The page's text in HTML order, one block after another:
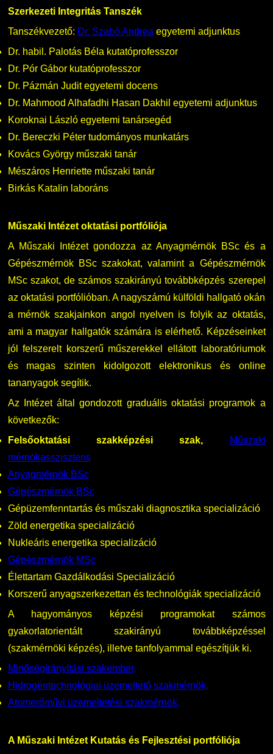
Szerkezeti Integritás Tanszék
Tanszékvezető: Dr. Szabó Andrea egyetemi adjunktus
Dr. habil. Palotás Béla kutatóprofesszor
Dr. Pór Gábor kutatóprofesszor
Dr. Pázmán Judit egyetemi docens
Dr. Mahmood Alhafadhi Hasan Dakhil egyetemi adjunktus
Koroknai László egyetemi tanársegéd
Dr. Bereczki Péter tudományos munkatárs
Kovács György műszaki tanár
Mészáros Henriette műszaki tanár
Birkás Katalin laboráns
Műszaki Intézet oktatási portfóliója
A Műszaki Intézet gondozza az Anyagmérnök BSc és a
Gépészmérnök BSc szakokat, valamint a Gépészmérnök
MSc szakot, de számos szakirányú továbbképzés szerepel
az oktatási portfólióban. A nagyszámú külföldi hallgató okán
a mérnök szakjainkon angol nyelven is folyik az oktatás,
ami a magyar hallgatók számára is elérhető. Képzéseinket
jól felszerelt korszerű műszerekkel ellátott laboratóriumok
és magas szinten kidolgozott elektronikus és online
tananyagok segítik.
Az Intézet által gondozott graduális oktatási programok a
következők:
Felsőoktatási szakképzési szak,
Műszaki
mérnökasszisztens
Anyagmérnök BSc
Gépészmérnök BSc
Gépüzemfenntartás és műszaki diagnosztika specializáció
Zöld energetika specializáció
Nukleáris energetika specializáció
Gépészmérnök MSc
Élettartam Gazdálkodási Specializáció
Korszerű anyagszerkezettan és technológiák specializáció
A hagyományos képzési programokat számos
gyakorlatorientált szakirányú továbbképzéssel
(szakmérnöki képzés), illetve tanfolyammal egészítjük ki.
Minőségirányítási szakember,
Hidrogéntechnológiai üzemeltető szakmérnök,
Atomerőművi üzemeltetési szakmérnök,
A Műszaki Intézet Kutatás és Fejlesztési portfóliója